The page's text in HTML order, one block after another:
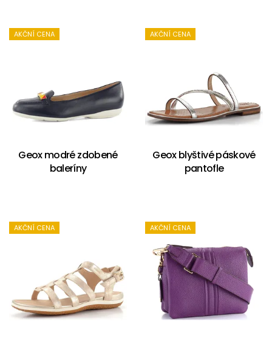
AKČNÍ CENA
Geox modré zdobené
baleríny
AKČNÍ CENA
Geox blyštivé páskové
pantofle
AKČNÍ CENA AKČNÍ CENA